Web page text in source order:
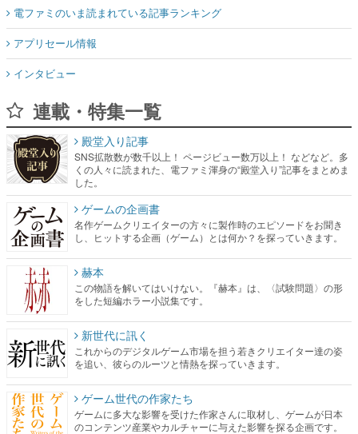
電ファミのいま読まれている記事ランキング
アプリセール情報
インタビュー
連載・特集一覧
殿堂入り記事
SNS拡散数が数千以上！ ページビュー数万以上！ などなど。多
くの人々に読まれた、電ファミ渾身の“殿堂入り”記事をまとめま
した。
ゲームの企画書
名作ゲームクリエイターの方々に製作時のエピソードをお聞き
し、ヒットする企画（ゲーム）とは何か？を探っていきます。
赫本
この物語を解いてはいけない。『赫本』は、〈試験問題〉の形
をした短編ホラー小説集です。
新世代に訊く
これからのデジタルゲーム市場を担う若きクリエイター達の姿
を追い、彼らのルーツと情熱を探っていきます。
ゲーム世代の作家たち
ゲームに多大な影響を受けた作家さんに取材し、ゲームが日本
のコンテンツ産業やカルチャーに与えた影響を探る企画です。